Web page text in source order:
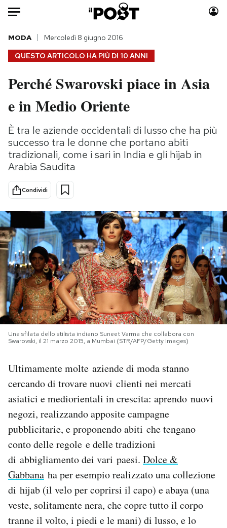
Auto
HOME
Italia
Politica
Tecnologia
Internet
Scienza
Cultura
Economia
Moda
Consumismi
Storie/Idee
Ok Boomer!
Media
PODCAST
NEWSLETTER
I MIEI PREFERITI
CALENDARIO
AREA PERSONALE
Area Personale
Newsletter
Notifiche mobile
Regala il Post
Hai bisogno di aiuto?
Esci
QUESTO ARTICOLO HA PIÙ DI 10 ANNI
MODA Mercoledì 8 giugno 2016
Perché Swarovski piace in Asia
e in Medio Oriente
È tra le aziende occidentali di lusso che ha più
successo tra le donne che portano abiti
tradizionali, come i sari in India e gli hijab in
Arabia Saudita
Condividi
Una sfilata dello stilista indiano Suneet Varma che collabora con
Swarovski, il 21 marzo 2015, a Mumbai (STR/AFP/Getty Images)
Ultimamente molte aziende di moda stanno
cercando di trovare nuovi clienti nei mercati
asiatici e mediorientali in crescita: aprendo nuovi
negozi, realizzando apposite campagne
pubblicitarie, e proponendo abiti che tengano
conto delle regole e delle tradizioni
di abbigliamento dei vari paesi. Dolce &
Gabbana ha per esempio realizzato una collezione
di hijab (il velo per coprirsi il capo) e abaya (una
veste, solitamente nera, che copre tutto il corpo
tranne il volto, i piedi e le mani) di lusso, e lo